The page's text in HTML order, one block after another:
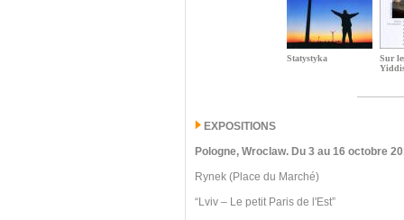
Statystyka
Sur
EXPOSITIONS
Pologne, Wroclaw. Du 3 au 16 octobre
Rynek (Place du Marché)
“Lviv – Le petit Paris de l'Est”